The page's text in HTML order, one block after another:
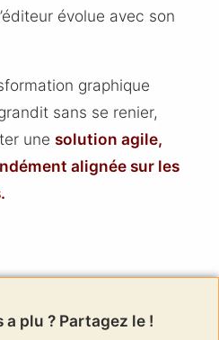
évolue avec son
graphique
sans se renier,
une solution agile,
alignée sur les
plu ? Partagez le !